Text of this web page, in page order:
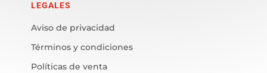
LEGALES
Aviso de privacidad
Términos y condiciones
Políticas de venta